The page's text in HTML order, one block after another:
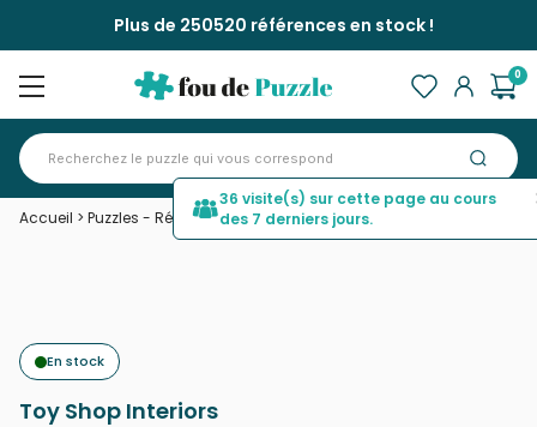
Plus de 250520 références en stock !
0
Accueil > Puzzles - Rétros et Nostalgie>Toy Shop Interiors
En stock
Toy Shop Interiors
36 visite(s) sur cette page au cours
des 7 derniers jours.